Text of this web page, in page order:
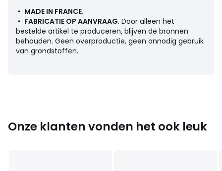
• Dikte 5 cm
Onderhoud
• Niet afhoesbaar
• MADE IN FRANCE.
• FABRICATIE OP AANVRAAG. Door alleen het
bestelde artikel te produceren, blijven de bronnen
behouden. Geen overproductie, geen onnodig gebruik
van grondstoffen.
Onze klanten vonden het ook leuk